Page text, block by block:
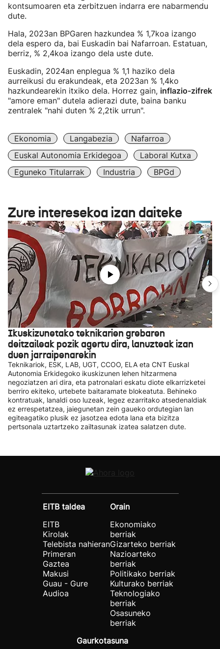
kontsumoaren eta zerbitzuen indarra ere nabarmendu
dute.
Hala, 2023an BPGaren hazkundea % 1,7koa izango
dela espero da, bai Euskadin bai Nafarroan. Estatuan,
berriz, % 2,4koa izango dela uste dute.
Euskadin, 2024an enplegua % 1,1 haziko dela
aurreikusi du erakundeak, eta 2023an % 1,4ko
hazkundearekin itxiko dela. Horrez gain, inflazio-zifrek
"amore eman" dutela adierazi dute, baina banku
zentralek "nahi duten % 2,2tik urrun".
Ekonomia Langabezia
Nafarroa
Euskal Autonomia Erkidegoa
Laboral Kutxa
Eguneko Titularrak
Industria BPGd
Zure interesekoa izan daiteke
Ikuskizunetako teknikarien grebaren
deitzaileak pozik agertu dira, lanuzteak izan
duen jarraipenarekin
Teknikariok, ESK, LAB, UGT, CCOO, ELA eta CNT Euskal
Autonomia Erkidegoko ikuskizunen lehen hitzarmena
negoziatzen ari dira, eta patronalari eskatu diote elkarrizketei
berriro ekiteko, urtebete baitaramate blokeatuta. Behineko
kontratuak, lanaldi oso luzeak, legez ezarritako atsedenaldiak
ez errespetatzea, jaiegunetan zein gaueko ordutegian lan
egiteagatiko plusik ez jasotzea edota lana eta bizitza
pertsonala uztartzeko zailtasunak izatea salatzen dute.
EITB taldea
EITB
Kirolak
Telebista nahieran
Primeran
Gaztea
Makusi
Guau - Gure
Audioa
Orain
Ekonomiako
berriak
Gizarteko berriak
Nazioarteko
berriak
Politikako berriak
Kulturako berriak
Teknologiako
berriak
Osasuneko
berriak
Gaurkotasuna